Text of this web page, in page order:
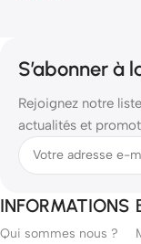
S’abonner à
Rejoignez notre
actualités et
INFORMATIONS
Qui sommes nous ?